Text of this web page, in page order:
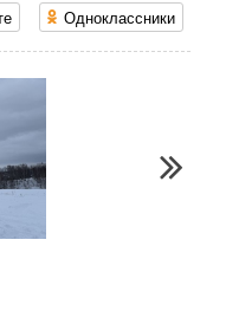
Одноклассники